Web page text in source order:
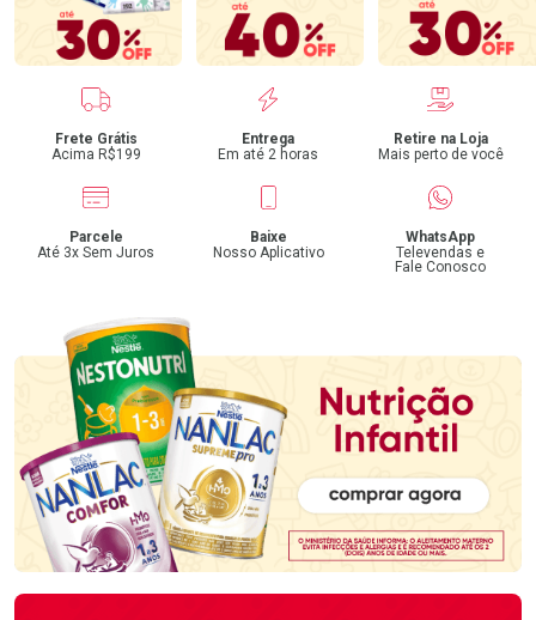
Benefícios
Frete Grátis
Acima R$199
Entrega
Em até 2 horas
Retire na Loja
Mais perto de você
Parcele
Até 3x Sem Juros
Baixe
Nosso Aplicativo
WhatsApp
Televendas e
Fale Conosco